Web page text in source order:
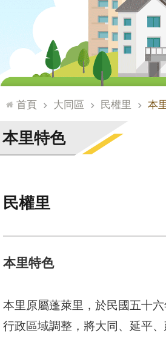
::: 首頁 大同區 民權里 本
本里特色
民權里
本里特色
本里原屬蓬萊里，於民國五十
行政區域調整，將大同、延平